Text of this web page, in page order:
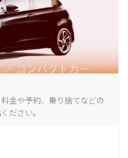
金や予約、乗り捨てなどの
ださい。